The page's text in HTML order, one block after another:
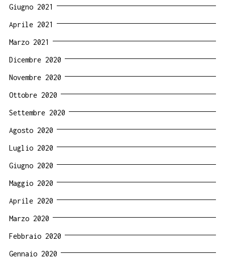
Giugno 2021
Aprile 2021
Marzo 2021
Dicembre 2020
Novembre 2020
Ottobre 2020
Settembre 2020
Agosto 2020
Luglio 2020
Giugno 2020
Maggio 2020
Aprile 2020
Marzo 2020
Febbraio 2020
Gennaio 2020